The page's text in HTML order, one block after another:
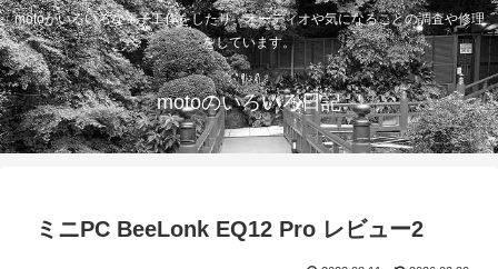
motoがいろいろな電子工作をしたり、オーディオや気になることの調査や修理
をしています。
motoのいろいろ日記
ミニPC BeeLonk EQ12 Pro レビュー2